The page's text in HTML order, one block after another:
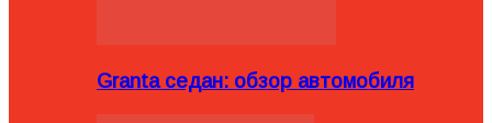
Granta седан: обзор автомобиля